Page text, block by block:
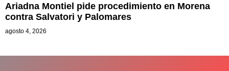
Ariadna Montiel pide procedimiento en Morena
contra Salvatori y Palomares
agosto 4, 2026